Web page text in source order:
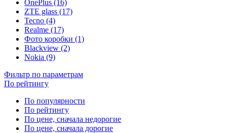
OnePlus (16)
ZTE glass (17)
Tecno (4)
Realme (17)
Фото коробки (1)
Blackview (2)
Nokia (9)
Фильтр по параметрам
По рейтингу
По популярности
По рейтингу
По цене, сначала недорогие
По цене, сначала дорогие